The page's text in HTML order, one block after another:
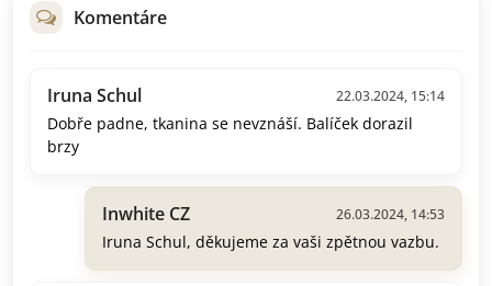
Komentáre
Iruna Schul 22.03.2024, 15:14
Dobře padne, tkanina se nevznáší. Balíček dorazil
brzy
Inwhite CZ 26.03.2024, 14:53
Iruna Schul, děkujeme za vaši zpětnou vazbu.